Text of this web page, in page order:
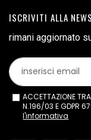
ISCRIVITI ALLA
rimani aggiornato
ACCETTAZIONE
N.196/03 E
l'informativa